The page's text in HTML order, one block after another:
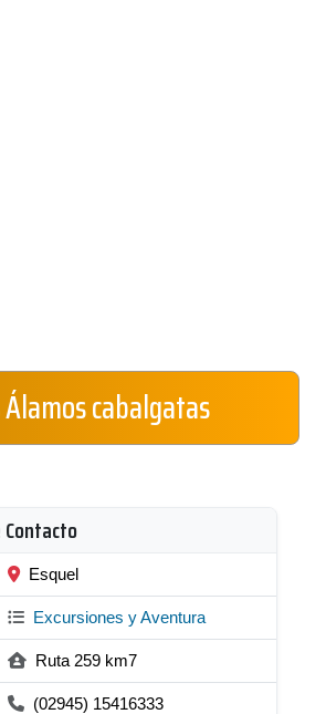
Álamos cabalgatas
Esquel
Excursiones y Aventura
Ruta 259 km7
(02945) 15416333